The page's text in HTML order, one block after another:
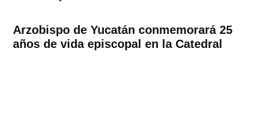
Arzobispo de Yucatán conmemorará 25
años de vida episcopal en la Catedral